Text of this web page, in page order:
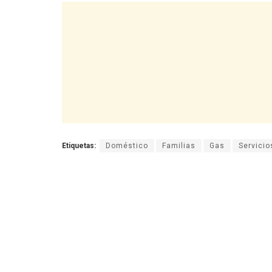
Etiquetas: Doméstico Familias Gas